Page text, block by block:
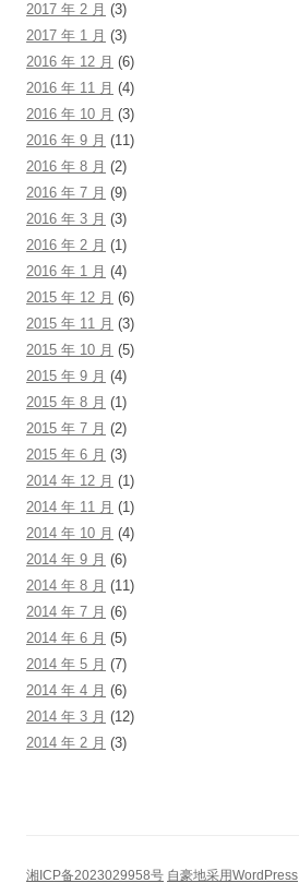
2017 年 2 月 (3)
2017 年 1 月 (3)
2016 年 12 月 (6)
2016 年 11 月 (4)
2016 年 10 月 (3)
2016 年 9 月 (11)
2016 年 8 月 (2)
2016 年 7 月 (9)
2016 年 3 月 (3)
2016 年 2 月 (1)
2016 年 1 月 (4)
2015 年 12 月 (6)
2015 年 11 月 (3)
2015 年 10 月 (5)
2015 年 9 月 (4)
2015 年 8 月 (1)
2015 年 7 月 (2)
2015 年 6 月 (3)
2014 年 12 月 (1)
2014 年 11 月 (1)
2014 年 10 月 (4)
2014 年 9 月 (6)
2014 年 8 月 (11)
2014 年 7 月 (6)
2014 年 6 月 (5)
2014 年 5 月 (7)
2014 年 4 月 (6)
2014 年 3 月 (12)
2014 年 2 月 (3)
湘ICP备2023029958号 自豪地采用WordPress